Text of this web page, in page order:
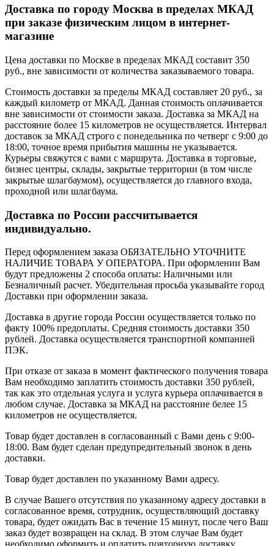
Доставка по городу Москва в пределах МКАД
при заказе физическим лицом в интернет-
магазине
Цена доставки по Москве в пределах МКАД составит 350
руб., вне зависимости от количества заказываемого товара.
Стоимость доставки за пределы МКАД составляет 20 руб., за
каждый километр от МКАД. Данная стоимость оплачивается
вне зависимости от стоимости заказа. Доставка за МКАД на
расстояние более 15 километров не осуществляется. Интервал
доставок за МКАД строго с понедельника по четверг с 9:00 до
18:00, точное время прибытия машины не указывается.
Курьеры свяжутся с вами с маршрута. Доставка в торговые,
бизнес центры, склады, закрытые территории (в том числе
закрытые шлагбаумом), осуществляется до главного входа,
проходной или шлагбаума.
Доставка по России рассчитывается
индивидуально.
Перед оформлением заказа ОБЯЗАТЕЛЬНО УТОЧНИТЕ
НАЛИЧИЕ ТОВАРА У ОПЕРАТОРА. При оформлении Вам
будут предложены 2 способа оплаты: Наличными или
Безналичный расчет. Убедительная просьба указывайте город
Доставки при оформлении заказа.
Доставка в другие города России осуществляется только по
факту 100% предоплаты. Средняя стоимость доставки 350
рублей. Доставка осуществляется транспортной компанией
ПЭК.
При отказе от заказа в момент фактического получения товара
Вам необходимо заплатить стоимость доставки 350 рублей,
так как это отдельная услуга и услуга курьера оплачивается в
любом случае. Доставка за МКАД на расстояние белее 15
километров не осуществляется.
Товар будет доставлен в согласованный с Вами день с 9:00-
18:00. Вам будет сделан предупредительный звонок в день
доставки.
Товар будет доставлен по указанному Вами адресу.
В случае Вашего отсутствия по указанному адресу доставки в
согласованное время, сотрудник, осуществляющий доставку
товара, будет ожидать Вас в течение 15 минут, после чего Ваш
заказ будет возвращен на склад. В этом случае Вам будет